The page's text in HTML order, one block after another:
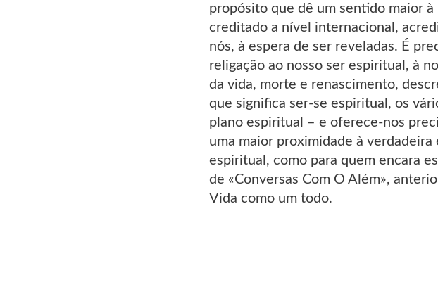
propósito que dê um sentido maior
creditado a nível internacional,
nós, à espera de ser reveladas. É
religação ao nosso ser espiritual, à
da vida, morte e renascimento,
que significa ser-se espiritual, os
plano espiritual – e oferece-nos
uma maior proximidade à
espiritual, como para quem encara
de «Conversas Com O Além»,
Vida como um todo.